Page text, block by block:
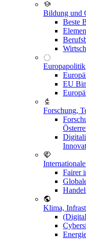
Bildung und
Beste
Europapolitik
EU
Forschung,
Fairer
Klima,